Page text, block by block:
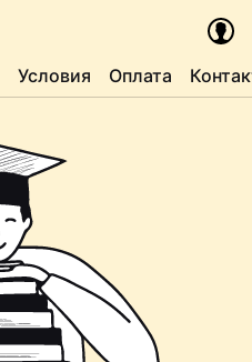
Условия Оплата